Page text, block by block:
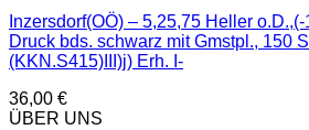
Inzersdorf(OÖ) – 5,25,75 Heller
Druck bds. schwarz mit Gmstpl., 150
(KKN.S415)III)j) Erh. I-
36,00 €
ÜBER UNS